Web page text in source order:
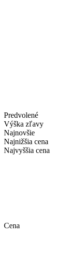
Predvolené
Výška zľavy
Najnovšie
Najnižšia cena
Najvyššia cena
Cena